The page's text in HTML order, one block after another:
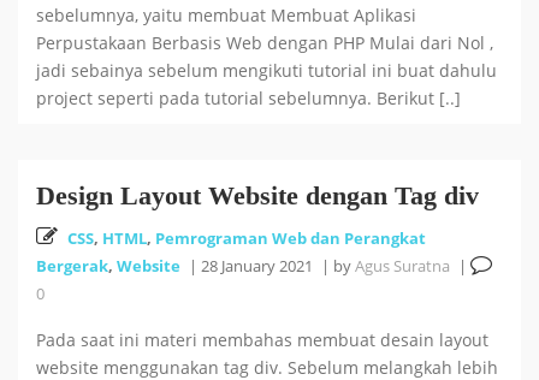
sebelumnya, yaitu membuat Membuat Aplikasi
Perpustakaan Berbasis Web dengan PHP Mulai dari Nol ,
jadi sebainya sebelum mengikuti tutorial ini buat dahulu
project seperti pada tutorial sebelumnya. Berikut [..]
Design Layout Website dengan Tag div
CSS, HTML, Pemrograman Web dan Perangkat
Bergerak, Website | 28 January 2021 | byAgus Suratna
|
0
Pada saat ini materi membahas membuat desain layout
website menggunakan tag div. Sebelum melangkah lebih